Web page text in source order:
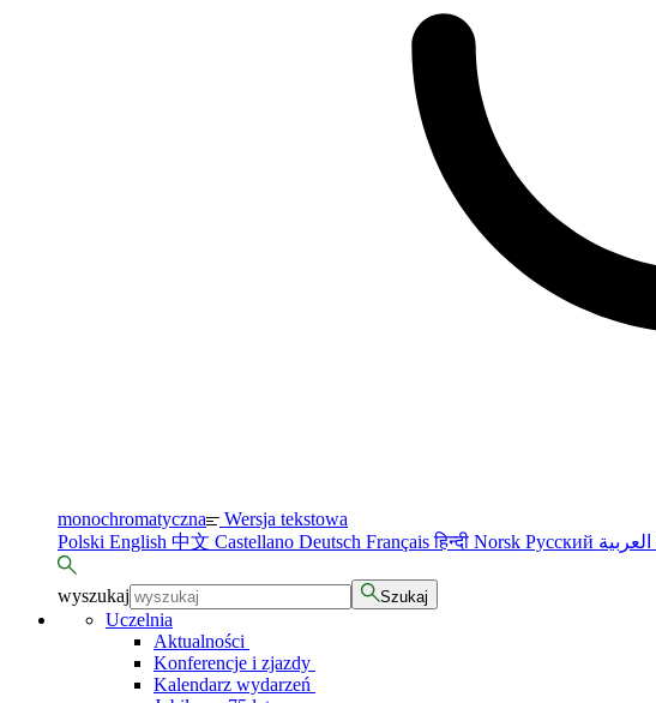
monochromatyczna Wersja tekstowa
Polski English 中文 Castellano Deutsch Françaisहिन्दी Norsk Русский
wyszukaj Szukaj
Uczelnia
Aktualności
Konferencje i zjazdy
Kalendarz wydarzeń